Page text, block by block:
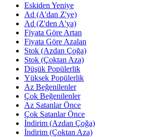
Eskiden Yeniye
Ad (A'dan Z'ye)
Ad (Z'den A'ya)
Fiyata Göre Artan
Fiyata Göre Azalan
Stok (Azdan Çoğa)
Stok (Çoktan Aza)
Düşük Popülerlik
Yüksek Popülerlik
Az Beğenilenler
Çok Beğenilenler
Az Satanlar Önce
Çok Satanlar Önce
İndirim (Azdan Çoğa)
İndirim (Çoktan Aza)